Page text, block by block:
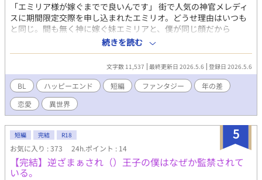
「エミリア様が嫁ぐまでで良いんです」 街で人気の神官メレディ
スに期間限定交際を申し込まれたエミリオ。どうせ理由はいつも
と同じ。間も無く神に嫁ぐ妹エミリアと、僕が同じ顔だから
――。 いつも“妹じゃない方”扱いされてきたエミリオは、この人
もかとがっかりしながらこれを承諾した。ところが約束の期間が
終わって別れを告げた途端、「別れません。絶対に嫌です！」と
メレディスはまさかの大号泣。どうやら誤解があったらしい。戸
惑うエミリオに、メレディスはずっと前から抱えていた想いを明
かす。実はヘタレな敬語神官×自己肯定感低め美少年のすれ違い
ラブ。
続きを読む
文字数 11,537 最終更新日 2026.5.6 登録日 2026.5.6
BL ハッピーエンド 短編 ファンタジー
年の差
恋愛
異世界
5
短編 完結 R18
お気に入り : 373 24h.ポイント : 14
【完結】逆ざまぁされ（）王子の僕はなぜか監禁されて
いる。